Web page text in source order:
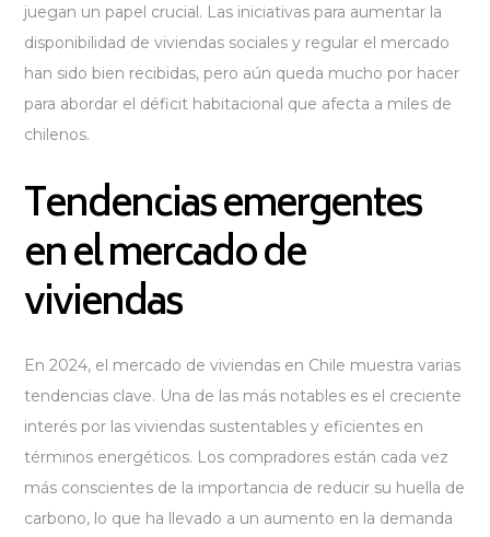
juegan un papel crucial. Las iniciativas para aumentar la
disponibilidad de viviendas sociales y regular el mercado
han sido bien recibidas, pero aún queda mucho por hacer
para abordar el déficit habitacional que afecta a miles de
chilenos.
Tendencias emergentes
en el mercado de
viviendas
En 2024, el mercado de viviendas en Chile muestra varias
tendencias clave. Una de las más notables es el creciente
interés por las viviendas sustentables y eficientes en
términos energéticos. Los compradores están cada vez
más conscientes de la importancia de reducir su huella de
carbono, lo que ha llevado a un aumento en la demanda